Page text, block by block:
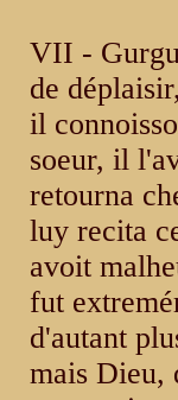
VII -
de
il
soeur, il
retourna
luy recita
avoit
fut
d'autant
mais Dieu,